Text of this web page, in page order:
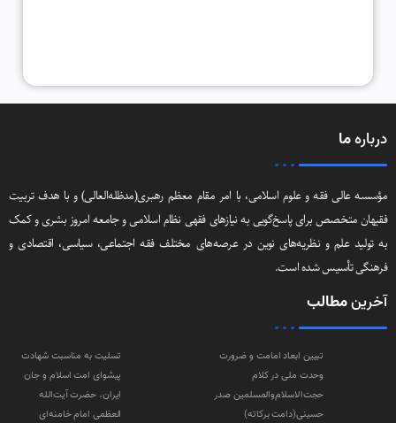
دربارهما
مؤسسه عالی فقه و علوم اسلامی، با امر مقام معظم رهبری(مد‌ظله‌العالی) و با هدف تربیت
فقیهان متخصص برای پاسخ‌گویی به نیازهای فقهی نظام اسلامی و جامعه امروز بشری و کمک
به تولید علم و نظریه‌های نوین در عرصه‌های مختلف فقه اجتماعی‌، سیاسی‌، اقتصادی و
فرهنگی تأسیس شده است.
آخرینمطالب
تبیین ابعاد امامت و ضرورت
وحدت ملی در کلام
حجت‌الاسلام‌والمسلمین صدر
حسینی(دامت‌ برکاته)
تسلیت به مناسبت شهادت
پیشوای امت اسلام و جان
ایران، حضرت آیت‌الله
العظمی امام خامنه‌ای